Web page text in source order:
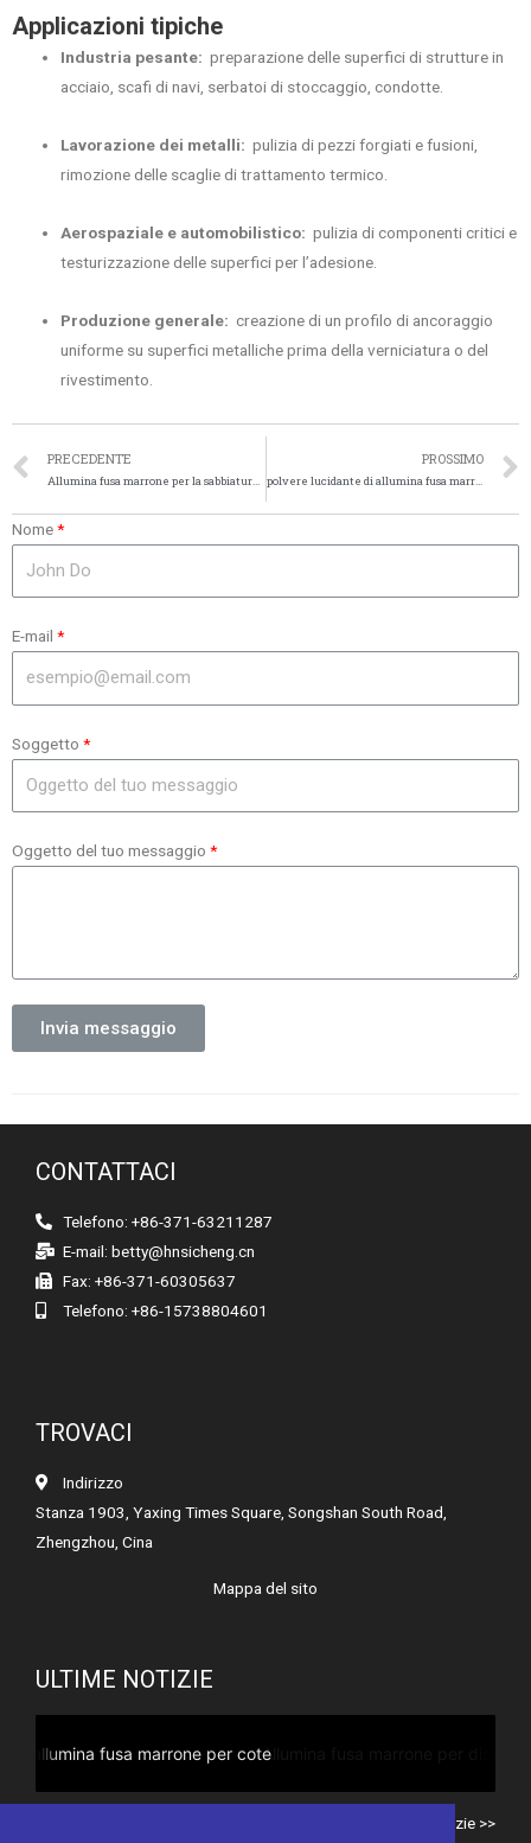
Applicazioni tipiche
Industria pesante: preparazione delle superfici di strutture in
acciaio, scafi di navi, serbatoi di stoccaggio, condotte.
Lavorazione dei metalli: pulizia di pezzi forgiati e fusioni,
rimozione delle scaglie di trattamento termico.
Aerospaziale e automobilistico: pulizia di componenti critici e
testurizzazione delle superfici per l’adesione.
Produzione generale: creazione di un profilo di ancoraggio
uniforme su superfici metalliche prima della verniciatura o del
rivestimento.
PRECEDENTE PROSSIMO
polvere lucidante di allumina fusa marrone
Nome
E-mail
Soggetto
Oggetto del tuo messaggio
Invia messaggio
CONTATTACI
Telefono: +86-371-63211287
E-mail: betty@hnsicheng.cn
Fax: +86-371-60305637
Telefono: +86-15738804601
TROVACI
Indirizzo
Stanza 1903, Yaxing Times Square, Songshan South Road,
Zhengzhou, Cina
Mappa del sito
ULTIME NOTIZIE
Allumina fusa marrone per dischi lamellari
Tutte le notizie >>